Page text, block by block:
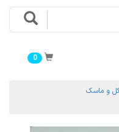
0
و ماسک